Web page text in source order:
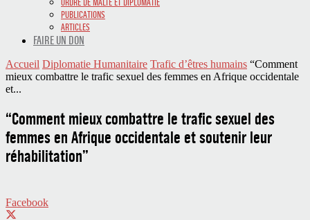
PUBLICATIONS
ARTICLES
FAIRE UN DON
Accueil Diplomatie Humanitaire Trafic d’êtres humains “Comment
mieux combattre le trafic sexuel des femmes en Afrique occidentale
et...
“Comment mieux combattre le trafic sexuel des
femmes en Afrique occidentale et soutenir leur
réhabilitation”
Facebook